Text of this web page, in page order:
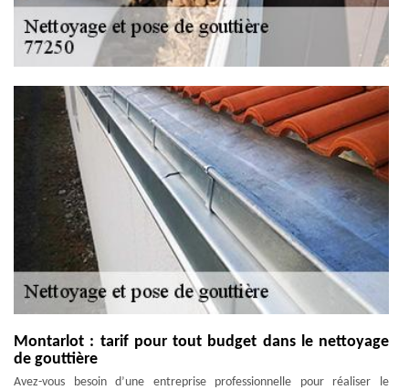
Montarlot : tarif pour tout budget dans le nettoyage
de gouttière
Avez-vous besoin d’une entreprise professionnelle pour réaliser le